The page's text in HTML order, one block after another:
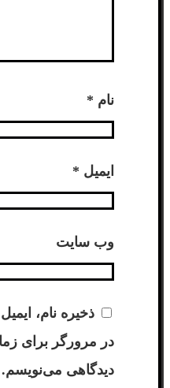
نام *
ایمیل *
وب‌ سایت
ذخیره نام،
در مرورگر برای
دیدگاهی می‌نویسم.